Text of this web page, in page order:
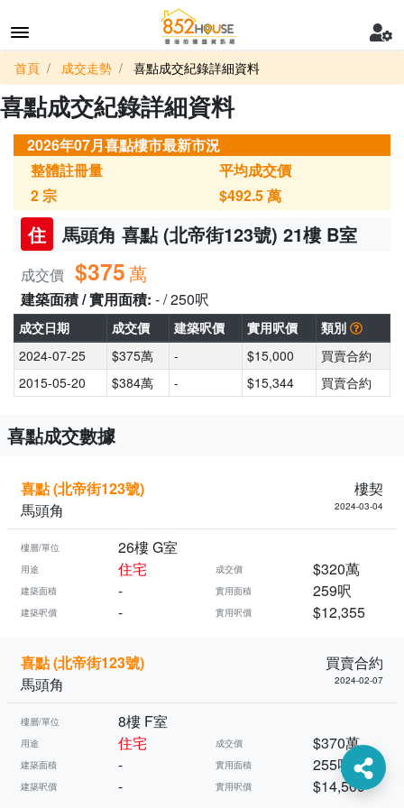
首頁 成交走勢 喜點成交紀錄詳細資料
喜點成交紀錄詳細資料
2026年07月喜點樓市最新市況
整體註冊量
2宗
平均成交價
$492.5萬
住 馬頭角 喜點 (北帝街123號) 21樓 B室
成交價 $375萬
建築面積 / 實用面積: - / 250呎
成交日期 成交價 建築呎價 實用呎價
類別
2024-07-25
$375萬 - $15,000
買賣合約
2015-05-20
$384萬 - $15,344 買賣合約
喜點成交數據
喜點 (北帝街123號)
樓契
馬頭角
2024-03-04
樓層/單位 26樓 G室
用途 住宅 成交價 $320萬
建築面積 - 實用面積 259呎
建築呎價 - 實用呎價 $12,355
喜點 (北帝街123號)
買賣合約
馬頭角
2024-02-07
樓層/單位 8樓 F室
用途 住宅 成交價 $370萬
建築面積 - 實用面積 255呎
建築呎價 - 實用呎價 $14,509